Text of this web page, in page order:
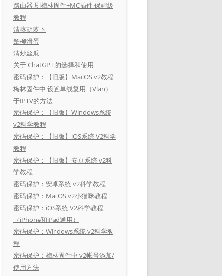
路由器 刷梅林固件+MC插件 保姆级
教程
清蒸胡萝卜
蟹柳滑蛋
清炒丝瓜
关于 ChatGPT 的选择和使用
密码保护：【旧版】MacOS v2教程
梅林固件中 设置单线复用（Vlan）
于IPTV的方法
密码保护：【旧版】Windows系统
v2科学教程
密码保护：【旧版】iOS系统 V2科学
教程
密码保护：【旧版】安卓系统 v2科
学教程
密码保护：安卓系统 v2科学教程
密码保护：MacOS v2小猫咪教程
密码保护：iOS系统 V2科学教程
（iPhone和iPad通用）
密码保护：Windows系统 v2科学教
程
密码保护：梅林固件中 v2帐号添加/
使用方法